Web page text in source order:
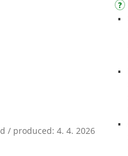
/ produced: 4. 4. 2026